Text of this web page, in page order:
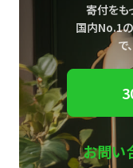
寄付をも
国内No.1
で、
お問い